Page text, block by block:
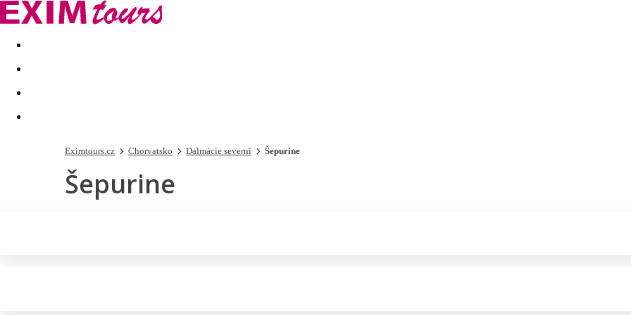
Akční nabídky Last minute
Eximtours.cz Chorvatsko Dalmácie severní Šepurine
Šepurine